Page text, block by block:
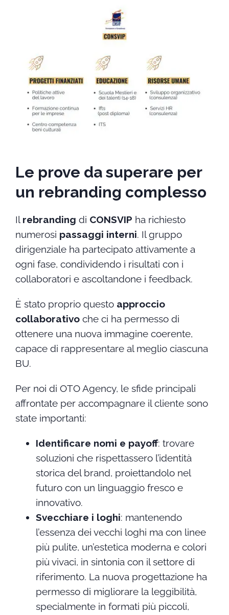
Le prove da superare per
un rebranding complesso
Il rebranding di CONSVIP ha richiesto
numerosi passaggi interni. Il gruppo
dirigenziale ha partecipato attivamente a
ogni fase, condividendo i risultati con i
collaboratori e ascoltandone i feedback.
È stato proprio questoapproccio
collaborativoche ci ha permesso di
ottenere una nuova immagine coerente,
capace di rappresentare al meglio ciascuna
BU.
Per noi di OTO Agency, le sfide principali
affrontate per accompagnare il cliente sono
state importanti:
Identificare nomi e payoff: trovare
soluzioni che rispettassero l’identità
storica del brand, proiettandolo nel
futuro con un linguaggio fresco e
innovativo.
Svecchiare i loghi: mantenendo
l’essenza dei vecchi loghi ma con linee
più pulite, un’estetica moderna e colori
più vivaci, in sintonia con il settore di
riferimento. La nuova progettazione ha
permesso di migliorare la leggibilità,
specialmente in formati più piccoli,